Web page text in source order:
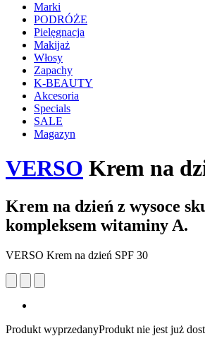
Marki
PODRÓŻE
Pielęgnacja
Makijaż
Włosy
Zapachy
K-BEAUTY
Akcesoria
Specials
SALE
Magazyn
VERSO Krem na
Krem na dzień z wysoce
kompleksem witaminy A.
VERSO Krem na dzień SPF 30
Produkt wyprzedanyProdukt nie jest już